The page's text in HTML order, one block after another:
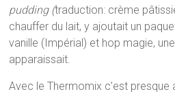
pudding (traduction: crème
chauffer du lait, y ajoutait un
vanille (Impérial) et hop magie,
apparaissait.
Avec le Thermomix c’est presque